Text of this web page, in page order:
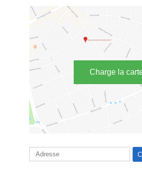
Charge la